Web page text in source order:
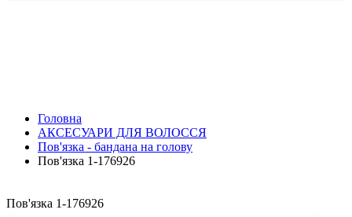
Головна
АКСЕСУАРИ ДЛЯ ВОЛОССЯ
Пов'язка - бандана на голову
Пов'язка 1-176926
Пов'язка 1-176926